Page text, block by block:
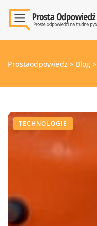
Prostaodpowiedz » Blog »
TECHNOLOGIE